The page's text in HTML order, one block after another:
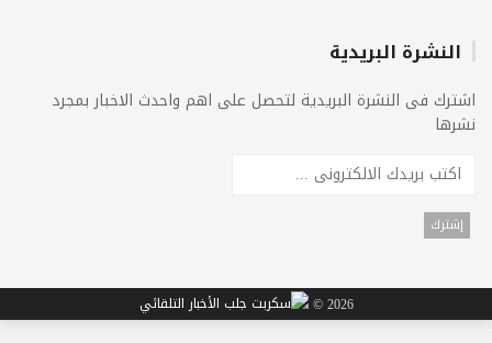
النشرة البريدية
اشترك فى النشرة البريدية لتحصل على اهم واحدث الاخبار بمجرد
نشرها
2026 ©